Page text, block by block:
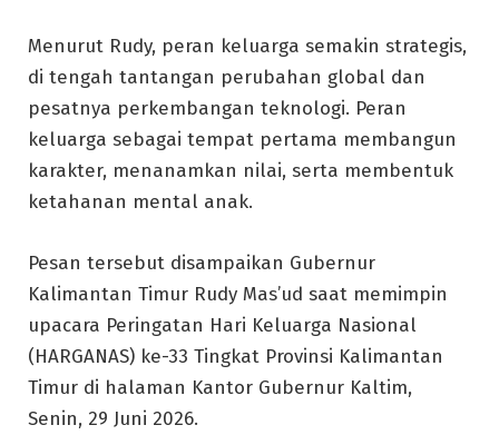
Menurut Rudy, peran keluarga semakin strategis,
di tengah tantangan perubahan global dan
pesatnya perkembangan teknologi. Peran
keluarga sebagai tempat pertama membangun
karakter, menanamkan nilai, serta membentuk
ketahanan mental anak.
Pesan tersebut disampaikan Gubernur
Kalimantan Timur Rudy Mas’ud saat memimpin
upacara Peringatan Hari Keluarga Nasional
(HARGANAS) ke-33 Tingkat Provinsi Kalimantan
Timur di halaman Kantor Gubernur Kaltim,
Senin, 29 Juni 2026.